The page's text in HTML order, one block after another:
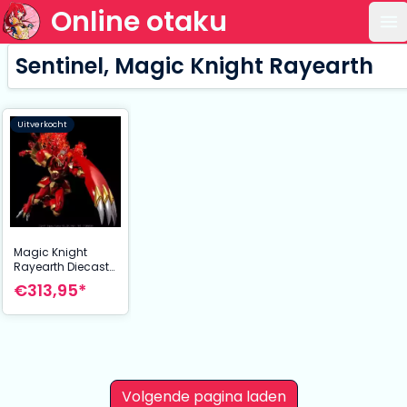
Online otaku
Sentinel, Magic Knight Rayearth
Uitverkocht
Magic Knight
Rayearth Diecast
Action Figure
Riobot Rayearth 18
€313,95*
Volgende pagina laden